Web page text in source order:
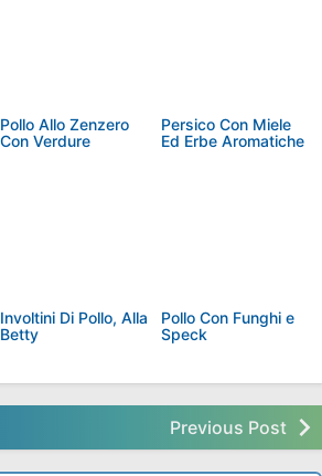
Pollo Allo Zenzero
Con Verdure
Persico Con Miele
Ed Erbe Aromatiche
Involtini Di Pollo, Alla
Betty
Pollo Con Funghi e
Speck
Previous Post